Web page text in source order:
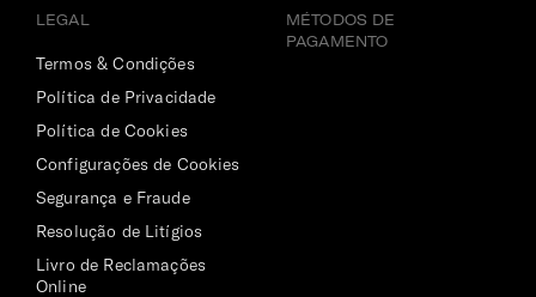
LEGAL
Termos & Condições
Política de Privacidade
Política de Cookies
Configurações de Cookies
Segurança e Fraude
Resolução de Litígios
Livro de Reclamações
Online
MÉTODOS DE
PAGAMENTO